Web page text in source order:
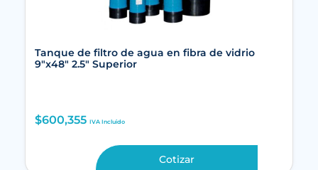
Tanque de filtro de agua en fibra de vidrio
9″x48″ 2.5″ Superior
$600,355 IVA Incluido
Cotizar